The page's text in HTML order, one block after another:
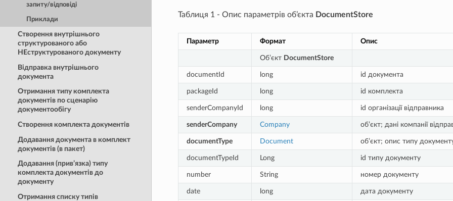
запиту/відповіді
Приклади
Створення внутрішнього
структурованого або
НЕструктурованого документу
Відправка внутрішнього
документа
Отримання типу комплекта
документів по сценарію
документообігу
Створення комплекта документів
Додавання документа в комплект
документів (в пакет)
Додавання (прив’язка) типу
комплекта документів до
документу
Отримання списку типів
Таблиця 1 - Опис параметрів об’єкта DocumentStore
Параметр Формат Опис
Об’єкт DocumentStore
documentId long id документа
packageId long id комплекта
senderCompanyId long id організації відправника
senderCompany Company об’єкт; дані компанії
documentType Document об’єкт; опис типу
documentTypeId Long id типу документу
number String номер документу
date long дата документу